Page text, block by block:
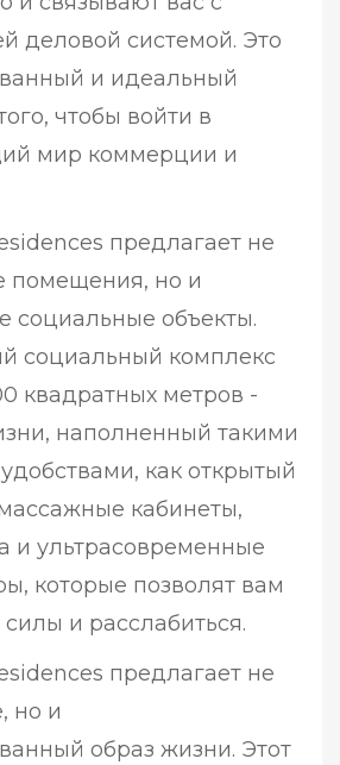
деловой системой. Это
и идеальный
чтобы войти в
мир коммерции и
предлагает не
помещения, но и
социальные объекты.
социальный комплекс
квадратных метров -
наполненный такими
как открытый
кабинеты,
и ультрасовременные
которые позволят вам
силы и расслабиться.
предлагает не
но и
образ жизни. Этот